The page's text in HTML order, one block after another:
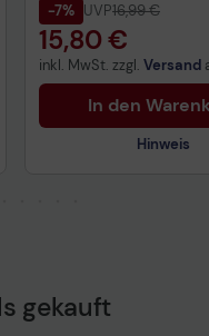
-7% UVP16,99 €
15,80 €
inkl. MwSt. zzgl. Versand
In den
Hinweis
Technisches
gekauft